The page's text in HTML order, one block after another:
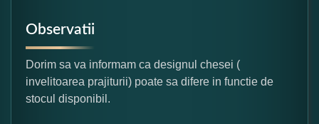
Observatii
Dorim sa va informam ca designul chesei (
invelitoarea prajiturii) poate sa difere in functie de
stocul disponibil.